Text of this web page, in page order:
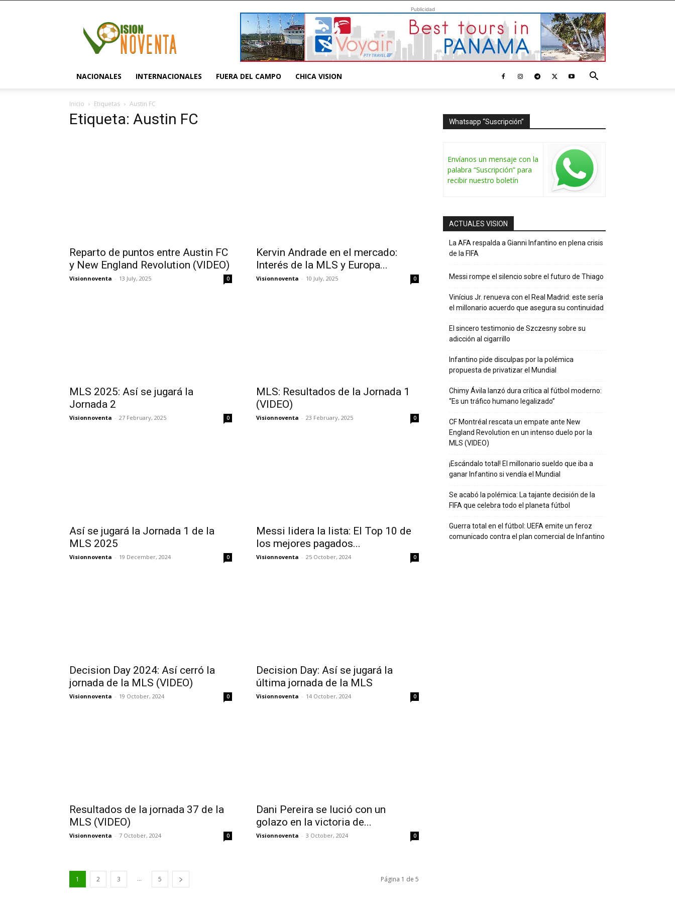
Publicidad
NACIONALES INTERNACIONALES FUERA DEL CAMPO CHICA VISION
Inicio Etiquetas Austin FC
Etiqueta: Austin FC
Reparto de puntos entre Austin FC
y New England Revolution (VIDEO)
Visionnoventa - 13 July, 2025 0
Kervin Andrade en el mercado:
Interés de la MLS y Europa...
Visionnoventa - 10 July, 2025 0
MLS 2025: Así se jugará la
Jornada 2
Visionnoventa - 27 February, 2025 0
MLS: Resultados de la Jornada 1
(VIDEO)
Visionnoventa - 23 February, 2025 0
Así se jugará la Jornada 1 de la
MLS 2025
Visionnoventa - 19 December, 2024 0
Messi lidera la lista: El Top 10 de
los mejores pagados...
Visionnoventa - 25 October, 2024 0
Decision Day 2024: Así cerró la
jornada de la MLS (VIDEO)
Visionnoventa - 19 October, 2024 0
Decision Day: Así se jugará la
última jornada de la MLS
Visionnoventa - 14 October, 2024 0
Resultados de la jornada 37 de la
MLS (VIDEO)
Visionnoventa - 7 October, 2024 0
Dani Pereira se lució con un
golazo en la victoria de...
Visionnoventa - 3 October, 2024 0
1 2 3 ... 5 Página 1 de 5
Whatsapp “Suscripción”
Envíanos un mensaje con la
palabra “Suscripción” para
recibir nuestro boletín
ACTUALES VISION
La AFA respalda a Gianni Infantino en plena crisis
de la FIFA
Messi rompe el silencio sobre el futuro de Thiago
Vinícius Jr. renueva con el Real Madrid: este sería
el millonario acuerdo que asegura su continuidad
El sincero testimonio de Szczesny sobre su
adicción al cigarrillo
Infantino pide disculpas por la polémica
propuesta de privatizar el Mundial
Chimy Ávila lanzó dura crítica al fútbol moderno:
“Es un tráfico humano legalizado”
CF Montréal rescata un empate ante New
England Revolution en un intenso duelo por la
MLS (VIDEO)
¡Escándalo total! El millonario sueldo que iba a
ganar Infantino si vendía el Mundial
Se acabó la polémica: La tajante decisión de la
FIFA que celebra todo el planeta fútbol
Guerra total en el fútbol: UEFA emite un feroz
comunicado contra el plan comercial de Infantino